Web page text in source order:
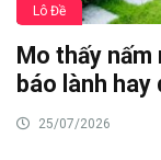
Lô Đề
Mo thấy nấm
báo lành hay
25/07/2026